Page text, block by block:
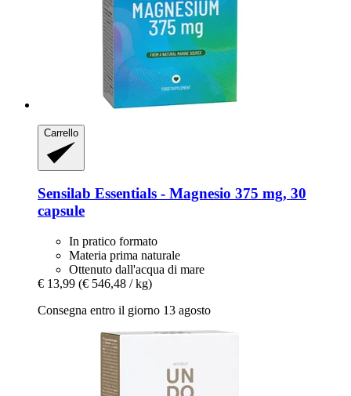
Carrello
Sensilab Essentials -​ Magnesio 375 mg, 30
capsule
In pratico formato
Materia prima naturale
Ottenuto dall'acqua di mare
€ 13,99 (€ 546,48 / kg)
Consegna entro il giorno 13 agosto